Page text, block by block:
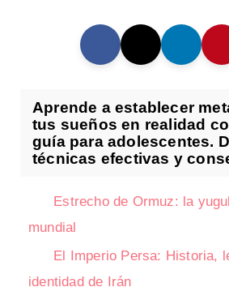
Aprende a establecer
tus sueños en realidad
guía para adolescentes.
técnicas efectivas y
Estrecho de Ormuz: la
mundial
El Imperio Persa: Historia,
identidad de Irán